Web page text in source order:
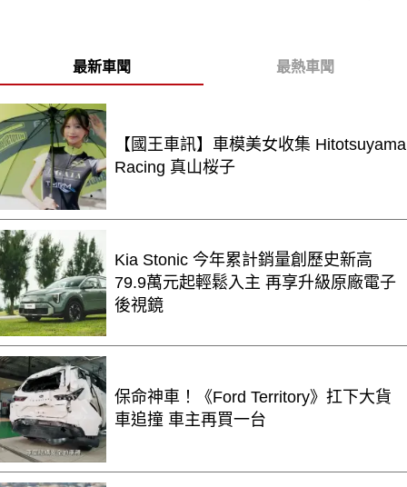
最新車聞 最熱車聞
【國王車訊】車模美女收集 Hitotsuyama
Racing 真山桜子
Kia Stonic 今年累計銷量創歷史新高
79.9萬元起輕鬆入主 再享升級原廠電子
後視鏡
保命神車！《Ford Territory》扛下大貨
車追撞 車主再買一台